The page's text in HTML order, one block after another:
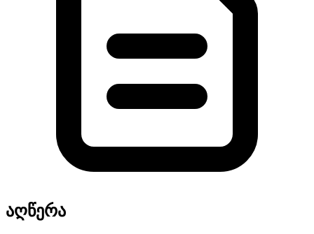
აღწერა